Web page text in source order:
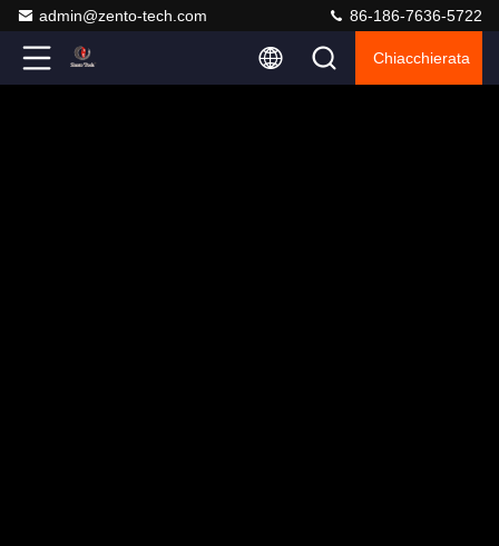
admin@zento-tech.com 86-186-7636-5722
Chiacchierata